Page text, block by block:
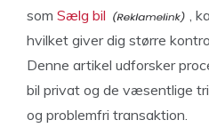
som Sælg bil
,
hvilket giver dig større
Denne artikel udforsker
bil privat og de væsentlige
og problemfri transaktion.